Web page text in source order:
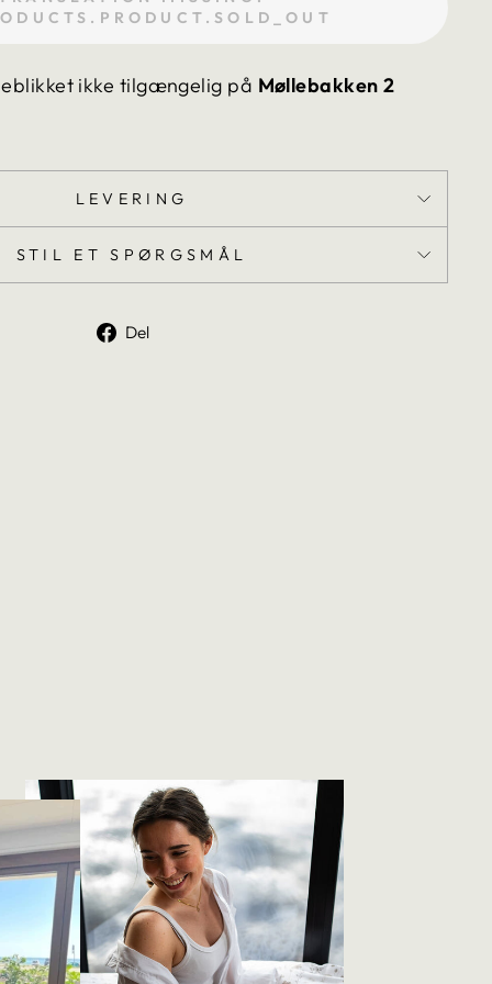
ikke tilgængelig på Møllebakken 2
LEVERING
STIL ET SPØRGSMÅL
Del